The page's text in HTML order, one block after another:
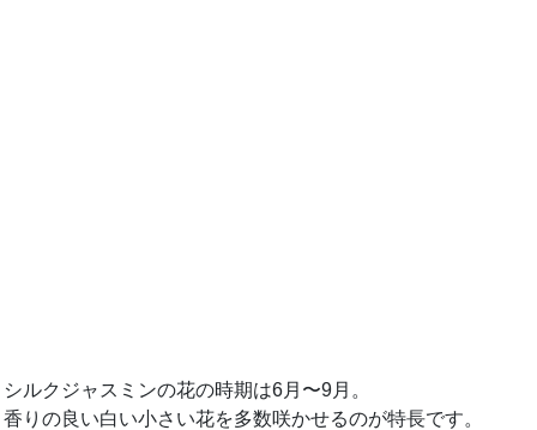
シルクジャスミンの花の時期は6月〜9月。
香りの良い白い小さい花を多数咲かせるのが特長です。